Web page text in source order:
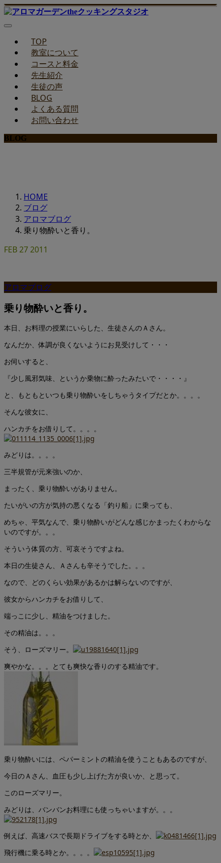
TOP
教室について
コースと料金
先生紹介
生徒の声
BLOG
よくある質問
お問い合わせ
BLOG
HOME
ブログ
アロマブログ
乗り物酔いと香り。
FEB272011
アロマブログ
乗り物酔いと香り。
本日、お料理の授業にいらした、生徒さんのＡさん。
なんだか、体調が良くないようにお見受けして・・・
お伺いすると、
『少し風邪気味、というか乗物に酔ったみたいで・・・・』
と、もともといつも乗り物酔いをしちゃうタイプだとか。。。。
そんな彼女に、
ハンカチをお借りして。。。。
みどりは。。。。
三半規管が元来強いのか、
まったく、乗り物酔いがありません。
たいがいの方が気持の悪くなる「釣り船」に乗っても、
めちゃ、平気なんで、乗り物酔いがどんな感じかまったくわからな
いのですが。。。
そういう体質の方、可哀そうですよね。
本日の生徒さん、Ａさんも辛そうでした。。。
なので、どのくらい効果があるかは解らないのですが、
彼女からハンカチをお借りして、
端っこに少し、精油をつけました。
その精油は。。。
そう、ローズマリー。
爽やかな。。。とても爽快な香りのする精油です。
乗り物酔いには、ペパーミントの精油を使うこともあるのですが、
今日のＡさん、血圧も少し上げた方が良いか、と思って。
このローズマリー。
みどりは、バンバンお料理にも使っちゃいますが。。。
例えば、高速バスで長期ドライブをする時とか、
飛行機に乗る時とか。。。。